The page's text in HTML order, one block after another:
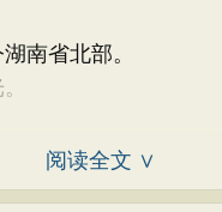
南省北部。
阅读全文 ∨